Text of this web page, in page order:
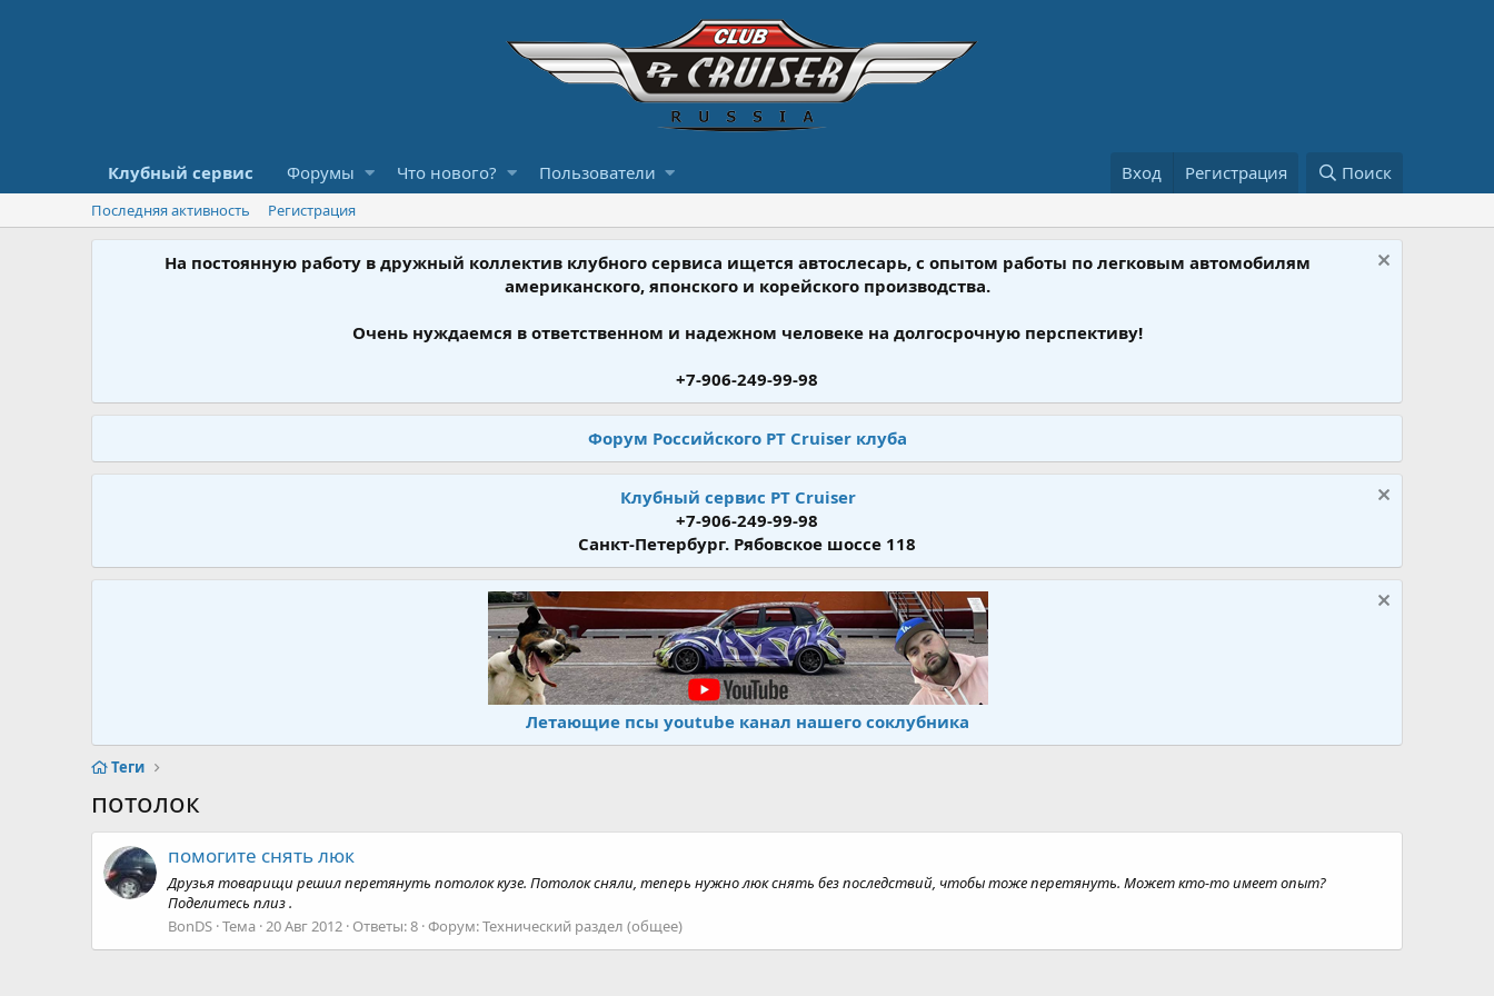
Клубный сервис Форумы Что нового? Пользователи Вход Регистрация Поиск
Последняя активность Регистрация
На постоянную работу в дружный коллектив клубного сервиса ищется автослесарь, с опытом работы по легковым автомобилям
американского, японского и корейского производства.
Очень нуждаемся в ответственном и надежном человеке на долгосрочную перспективу!
+7-906-249-99-98
Форум Российского PT Cruiser клуба
Клубный сервис PT Cruiser
+7-906-249-99-98
Санкт-Петербург. Рябовское шоссе 118
Летающие псы youtube канал нашего соклубника
Теги
потолок
помогите снять люк
Друзья товарищи решил перетянуть потолок кузе. Потолок сняли, теперь нужно люк снять без последствий, чтобы тоже перетянуть. Может кто-то имеет опыт?
Поделитесь плиз .
BonDS Тема 20 Авг 2012 Ответы: 8 Форум:Технический раздел (общее)